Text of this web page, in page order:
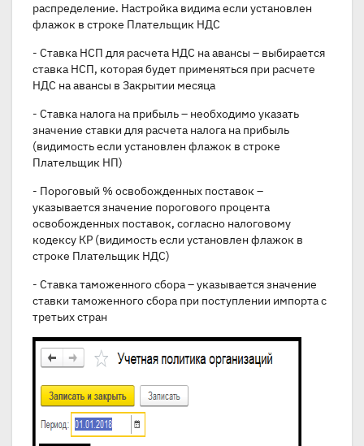
распределение. Настройка видима если установлен
флажок в строке Плательщик НДС
- Ставка НСП для расчета НДС на авансы – выбирается
ставка НСП, которая будет применяться при расчете
НДС на авансы в Закрытии месяца
- Ставка налога на прибыль – необходимо указать
значение ставки для расчета налога на прибыль
(видимость если установлен флажок в строке
Плательщик НП)
- Пороговый % освобожденных поставок –
указывается значение порогового процента
освобожденных поставок, согласно налоговому
кодексу КР (видимость если установлен флажок в
строке Плательщик НДС)
- Ставка таможенного сбора – указывается значение
ставки таможенного сбора при поступлении импорта с
третьих стран